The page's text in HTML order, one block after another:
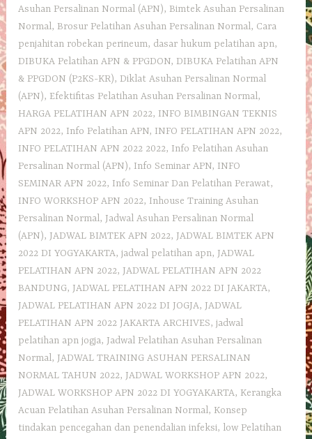
Asuhan Persalinan Normal (APN), Bimtek Asuhan Persalinan
Normal, Brosur Pelatihan Asuhan Persalinan Normal, Cara
penjahitan robekan perineum, dasar hukum pelatihan apn,
DIBUKA Pelatihan APN & PPGDON,DIBUKA Pelatihan APN
& PPGDON (P2KS-KR),Diklat Asuhan Persalinan Normal
(APN), Efektifitas Pelatihan Asuhan Persalinan Normal,
HARGA PELATIHAN APN 2022, INFO BIMBINGAN TEKNIS
APN 2022, Info Pelatihan APN, INFO PELATIHAN APN 2022,
INFO PELATIHAN APN 2022 2022, Info Pelatihan Asuhan
Persalinan Normal (APN), Info Seminar APN, INFO
SEMINAR APN 2022, Info Seminar Dan Pelatihan Perawat,
INFO WORKSHOP APN 2022, Inhouse Training Asuhan
Persalinan Normal, Jadwal Asuhan Persalinan Normal
(APN), JADWAL BIMTEK APN 2022, JADWAL BIMTEK APN
2022 DI YOGYAKARTA,jadwal pelatihan apn, JADWAL
PELATIHAN APN 2022, JADWAL PELATIHAN APN 2022
BANDUNG, JADWAL PELATIHAN APN 2022 DI JAKARTA,
JADWAL PELATIHAN APN 2022 DI JOGJA, JADWAL
PELATIHAN APN 2022 JAKARTA ARCHIVES,jadwal
pelatihan apn jogja, Jadwal Pelatihan Asuhan Persalinan
Normal, JADWAL TRAINING ASUHAN PERSALINAN
NORMAL TAHUN 2022, JADWAL WORKSHOP APN 2022,
JADWAL WORKSHOP APN 2022 DI YOGYAKARTA, Kerangka
Acuan Pelatihan Asuhan Persalinan Normal, Konsep
tindakan pencegahan dan penendalian infeksi, low Pelatihan